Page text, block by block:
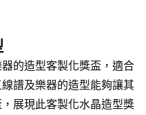
的造型客製化獎盃，適合
譜及樂器的造型能夠讓其
展現此客製化水晶造型獎